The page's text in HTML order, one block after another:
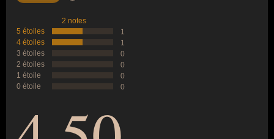
2 notes
5 étoiles
1
4 étoiles
1
3 étoiles
0
2 étoiles
0
1 étoile
0
0 étoile
0